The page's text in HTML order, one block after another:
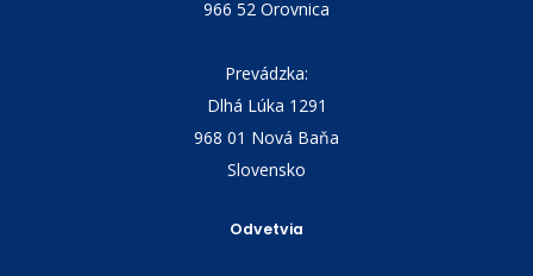
966 52 Orovnica
Prevádzka:
Dlhá Lúka 1291
968 01 Nová Baňa
Slovensko
Odvetvia